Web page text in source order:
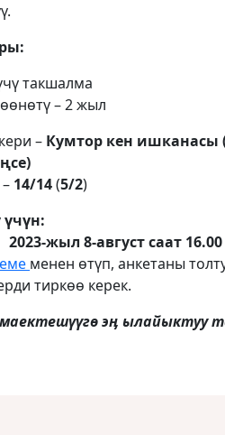
такшалма
– 2 жыл
– Кумтор кен ишканасы
14/14(5/2)
саат 16.00
менен өтүп, анкетаны
тиркөө керек.
эӊ ылайыктуу